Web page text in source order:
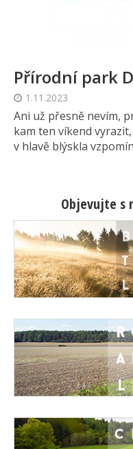
Přírodní park
1.11.2023
Ani už přesně nevím,
kam ten víkend
v hlavě blýskla
Objevujte s